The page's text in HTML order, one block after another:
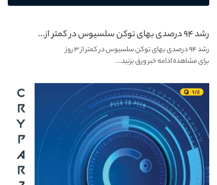
رشد ۹۴ درصدی بهای توکن سلسیوس در کمتر از...
رشد ۹۴ درصدی بهای توکن سلسیوس در کمتر از ۳ روز
برای مشاهده ادامه خبر ورق بزنید...